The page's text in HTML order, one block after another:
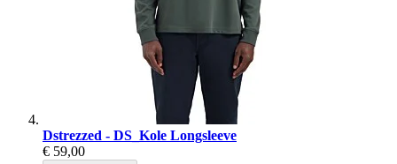
Dstrezzed - DS_Kole Longsleeve
€ 59,00